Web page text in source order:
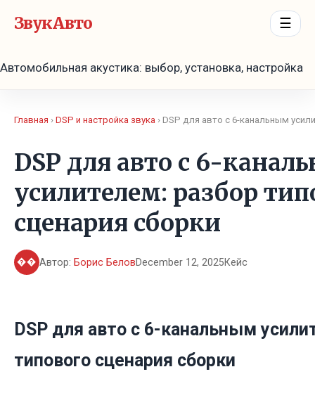
ЗвукАвто ☰
Автомобильная акустика: выбор, установка, настройка
Главная › DSP и настройка звука › DSP для авто с 6-канальным
DSP для авто с 6-
усилителем: разбор
сценария сборки
�� Автор: Борис БеловDecember 12, 2025Кейс
DSP для авто с 6-канальным
типового сценария сборки